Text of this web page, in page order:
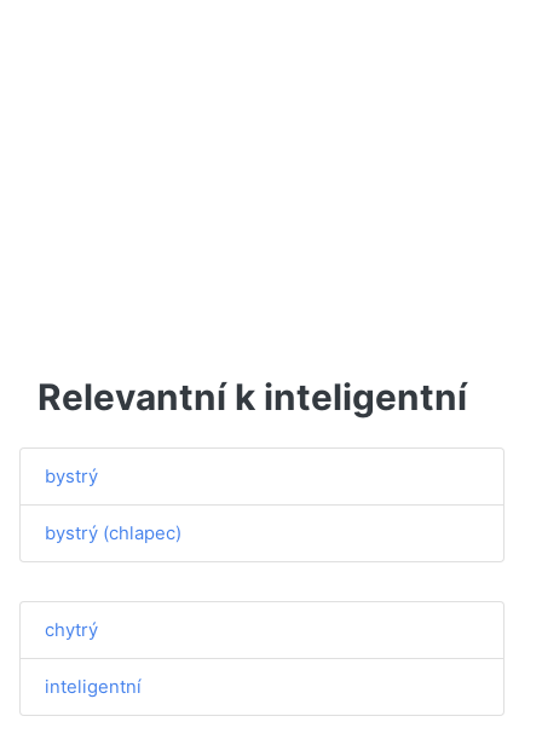
Relevantní k inteligentní
bystrý
bystrý (chlapec)
chytrý
inteligentní